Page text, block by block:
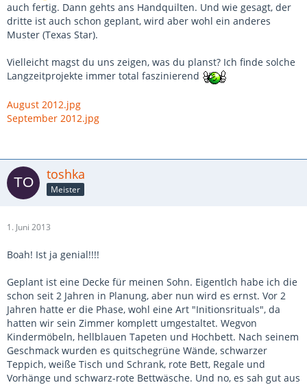
auch fertig. Dann gehts ans Handquilten. Und wie gesagt, der
dritte ist auch schon geplant, wird aber wohl ein anderes
Muster (Texas Star).
Vielleicht magst du uns zeigen, was du planst? Ich finde solche
Langzeitprojekte immer total faszinierend
August 2012.jpg
September 2012.jpg
toshka
Meister
1. Juni 2013
Boah! Ist ja genial!!!!
Geplant ist eine Decke für meinen Sohn. Eigentlch habe ich die
schon seit 2 Jahren in Planung, aber nun wird es ernst. Vor 2
Jahren hatte er die Phase, wohl eine Art "Initionsrituals", da
hatten wir sein Zimmer komplett umgestaltet. Wegvon
Kindermöbeln, hellblauen Tapeten und Hochbett. Nach seinem
Geschmack wurden es quitschegrüne Wände, schwarzer
Teppich, weiße Tisch und Schrank, rote Bett, Regale und
Vorhänge und schwarz-rote Bettwäsche. Und no, es sah gut aus